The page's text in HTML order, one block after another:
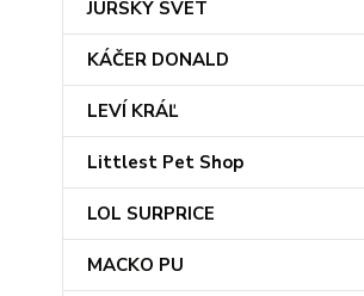
JURSKÝ SVET
KÁČER DONALD
LEVÍ KRÁĽ
Littlest Pet Shop
LOL SURPRICE
MACKO PU